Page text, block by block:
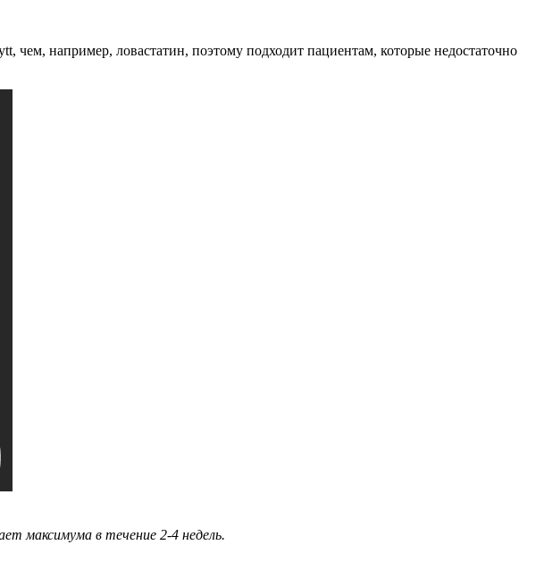
чем, например, ловастатин, поэтому подходит пациентам, которые недостаточно
максимума в течение 2-4 недель.